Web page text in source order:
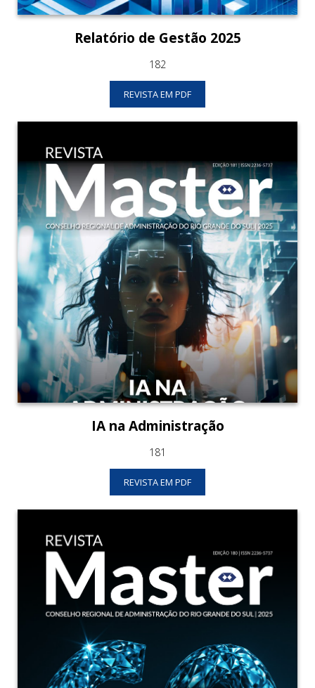
Relatório de Gestão 2025
182
REVISTA EM PDF
IA na Administração
181
REVISTA EM PDF